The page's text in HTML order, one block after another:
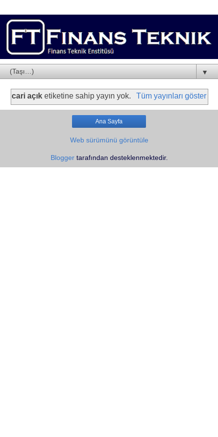
▼
cari açık etiketine sahip yayın yok. Tüm yayınları göster
Ana Sayfa
Web sürümünü görüntüle
Bloggertarafından desteklenmektedir.